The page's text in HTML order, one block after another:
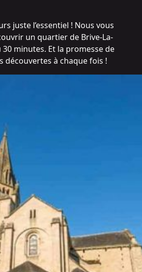
juste l’essentiel ! Nous vous
un quartier de Brive-La-
30 minutes. Et la promesse de
découvertes à chaque fois !